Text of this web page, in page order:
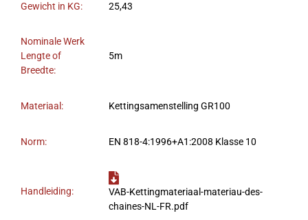
Gewicht in KG: 25,43
Nominale Werk
Lengte of
Breedte:
5m
Materiaal: Kettingsamenstelling GR100
Norm: EN 818-4:1996+A1:2008 Klasse 10
Handleiding:
VAB-Kettingmateriaal-materiau-des-
chaines-NL-FR.pdf